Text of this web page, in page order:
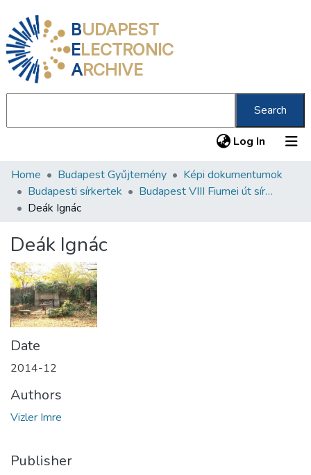
BUDAPEST
ELECTRONIC
ARCHIVE
Search
Log In (current)
Communities & Collections
All of DSpace
About us
Home Budapest Gyűjtemény
Képi dokumentumok
Budapesti sírkertek
Budapest VIII Fiumei út sírkert 3. rész
Deák Ignác
Deák Ignác
Date
2014-12
Authors
Vizler Imre
Publisher